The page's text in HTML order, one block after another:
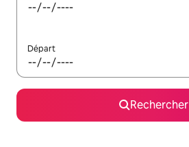
Départ
Rechercher